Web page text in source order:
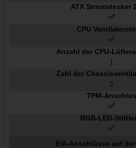
ATX Stromstecker
CPU
Anzahl der CPU-
1
Zahl der
2
TPM-
RGB-LED-
E/A-Anschlüsse auf